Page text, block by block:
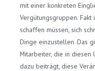
mit einer konkreten
Vergütungsgruppen. Fakt
schaffen müssen, sich
Dinge einzustellen. Das
Mitarbeiter, die in diesen
dazu beiträgt, diese